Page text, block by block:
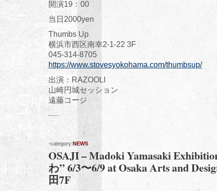
開演19：00
当日2000yen
Thumbs Up
横浜市西区南幸2-1-22 3F
045-314-8705
https://www.stovesyokohama.com/thumbsup/
出演：RAZOOLI
山崎円城セッション
遠藤コージ
-category:NEWS
OSAJI – Madoki Yamasaki
わ” 6/3〜6/9 at Osaka Arts and
田7F